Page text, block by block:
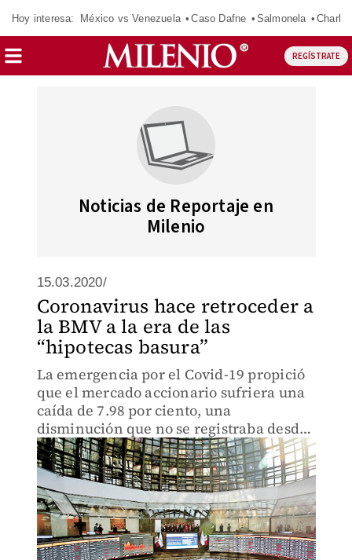
Hoy interesa: México vs Venezuela Caso Dafne Salmonela
REGÍSTRATE
Noticias de Reportaje en
Milenio
15.03.2020/
Coronavirus hace retroceder a
la BMV a la era de las
“hipotecas basura”
La emergencia por el Covid-19 propició
que el mercado accionario sufriera una
caída de 7.98 por ciento, una
disminución que no se registraba desde
la crisis financiera de octubre de 2008.